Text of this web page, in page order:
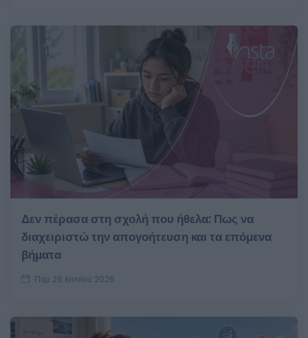
Δεν πέρασα στη σχολή που ήθελα: Πως να
διαχειριστώ την απογοήτευση και τα επόμενα
βήματα
Παρ 26 Ιουνίου 2026